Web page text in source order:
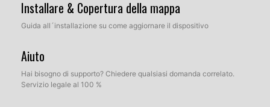
Installare & Copertura della mappa
Guida all´installazione su come aggiornare il dispositivo
Aiuto
Hai bisogno di supporto? Chiedere qualsiasi domanda correlato.
Servizio legale al 100 %